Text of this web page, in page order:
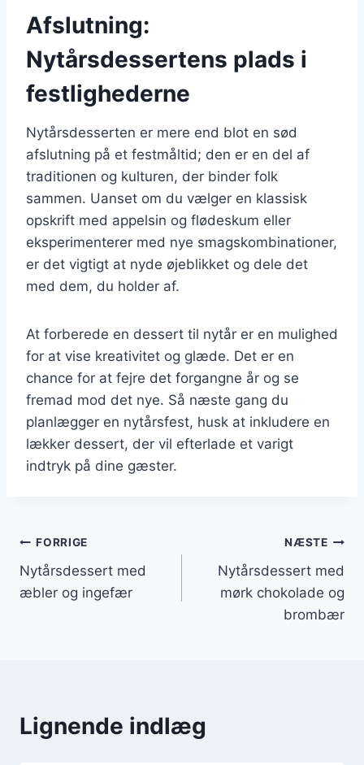
Afslutning:
Nytårsdessertens plads i
festlighederne
Nytårsdesserten er mere end blot en sød
afslutning på et festmåltid; den er en del af
traditionen og kulturen, der binder folk
sammen. Uanset om du vælger en klassisk
opskrift med appelsin og flødeskum eller
eksperimenterer med nye smagskombinationer,
er det vigtigt at nyde øjeblikket og dele det
med dem, du holder af.
At forberede en dessert til nytår er en mulighed
for at vise kreativitet og glæde. Det er en
chance for at fejre det forgangne år og se
fremad mod det nye. Så næste gang du
planlægger en nytårsfest, husk at inkludere en
lækker dessert, der vil efterlade et varigt
indtryk på dine gæster.
Indlægsnavigation
FORRIGE
Nytårsdessert med
æbler og ingefær
NÆSTE
Nytårsdessert med
mørk chokolade og
brombær
Lignende indlæg